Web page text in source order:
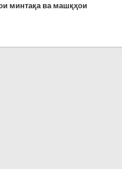
минтақа ва машқҳои
вилояти Суғд